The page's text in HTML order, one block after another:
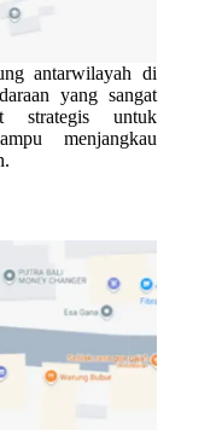
antarwilayah di
yang sangat
strategis untuk
menjangkau